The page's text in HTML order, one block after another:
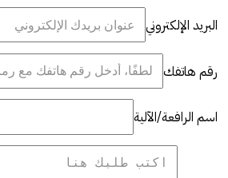
البريد الإلكتروني
رقم هاتفك
اسم الرافعة/الآلية